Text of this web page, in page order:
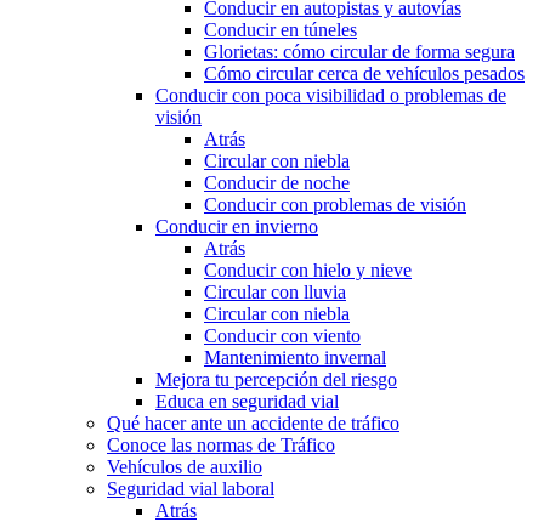
Conducir en autopistas y autovías
Conducir en túneles
Glorietas: cómo circular de forma segura
Cómo circular cerca de vehículos pesados
Conducir con poca visibilidad o problemas de
visión
Atrás
Circular con niebla
Conducir de noche
Conducir con problemas de visión
Conducir en invierno
Atrás
Conducir con hielo y nieve
Circular con lluvia
Circular con niebla
Conducir con viento
Mantenimiento invernal
Mejora tu percepción del riesgo
Educa en seguridad vial
Qué hacer ante un accidente de tráfico
Conoce las normas de Tráfico
Vehículos de auxilio
Seguridad vial laboral
Atrás